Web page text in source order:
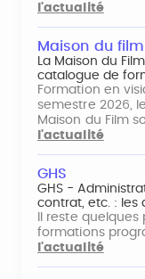
l'actualité
Maison du film
La Maison du
catalogue de
Formation en
semestre 2026,
Maison du Film
l'actualité
GHS
GHS -
contrat, etc. : les
Il reste
formations
l'actualité